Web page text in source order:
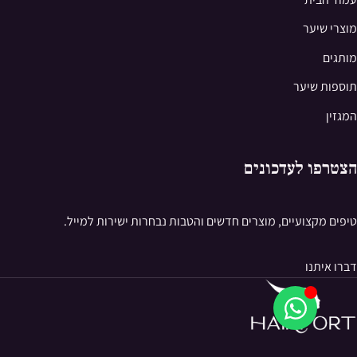
מוצרי שיער
מותגים
תוספות שיער
המגזין
הצטרפו לעדכונים
טיפים מקצועיים, מוצרים חדשים והטבות נבחרות ישירות למייל.
דברו איתנו